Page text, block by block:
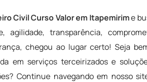
Civil Curso Valor em Itapemirime
agilidade, transparência,
chegou ao lugar certo! Seja
em serviços terceirizados e
Continue navegando em nosso